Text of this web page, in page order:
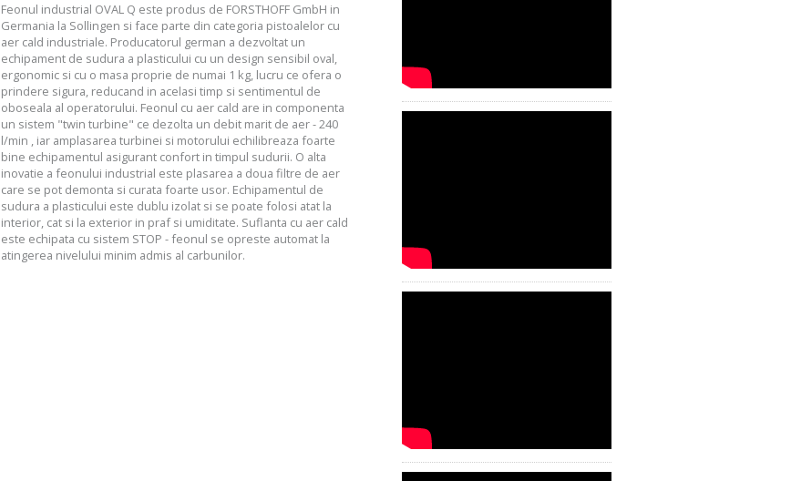
Feonul industrial OVAL Q este produs de FORSTHOFF GmbH in
Germania la Sollingen si face parte din categoria pistoalelor cu
aer cald industriale. Producatorul german a dezvoltat un
echipament de sudura a plasticului cu un design sensibil oval,
ergonomic si cu o masa proprie de numai 1 kg, lucru ce ofera o
prindere sigura, reducand in acelasi timp si sentimentul de
oboseala al operatorului. Feonul cu aer cald are in componenta
un sistem "twin turbine" ce dezolta un debit marit de aer - 240
l/min , iar amplasarea turbinei si motorului echilibreaza foarte
bine echipamentul asigurant confort in timpul sudurii. O alta
inovatie a feonului industrial este plasarea a doua filtre de aer
care se pot demonta si curata foarte usor. Echipamentul de
sudura a plasticului este dublu izolat si se poate folosi atat la
interior, cat si la exterior in praf si umiditate. Suflanta cu aer cald
este echipata cu sistem STOP - feonul se opreste automat la
atingerea nivelului minim admis al carbunilor.